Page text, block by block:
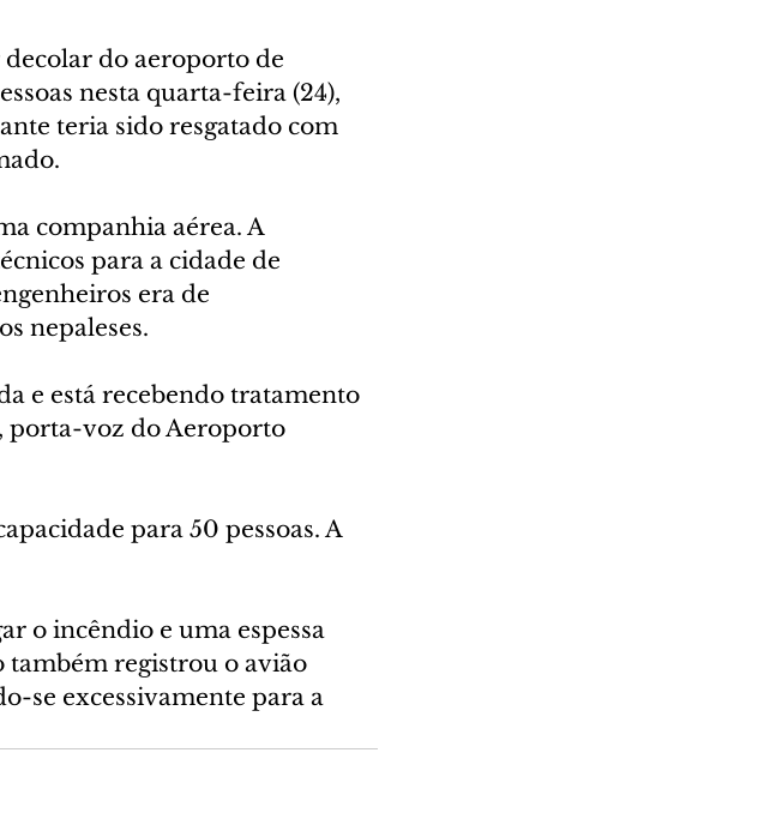
do aeroporto de
nesta quarta-feira (24),
teria sido resgatado com
companhia aérea. A
para a cidade de
era de
nepaleses.
e está recebendo tratamento
porta-voz do Aeroporto
para 50 pessoas. A
o incêndio e uma espessa
também registrou o avião
se excessivamente para a